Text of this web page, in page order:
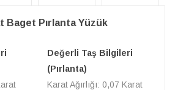
Baget Pırlanta Yüzük
Değerli Taş Bilgileri
(Pırlanta)
Karat Ağırlığı: 0,07 Karat